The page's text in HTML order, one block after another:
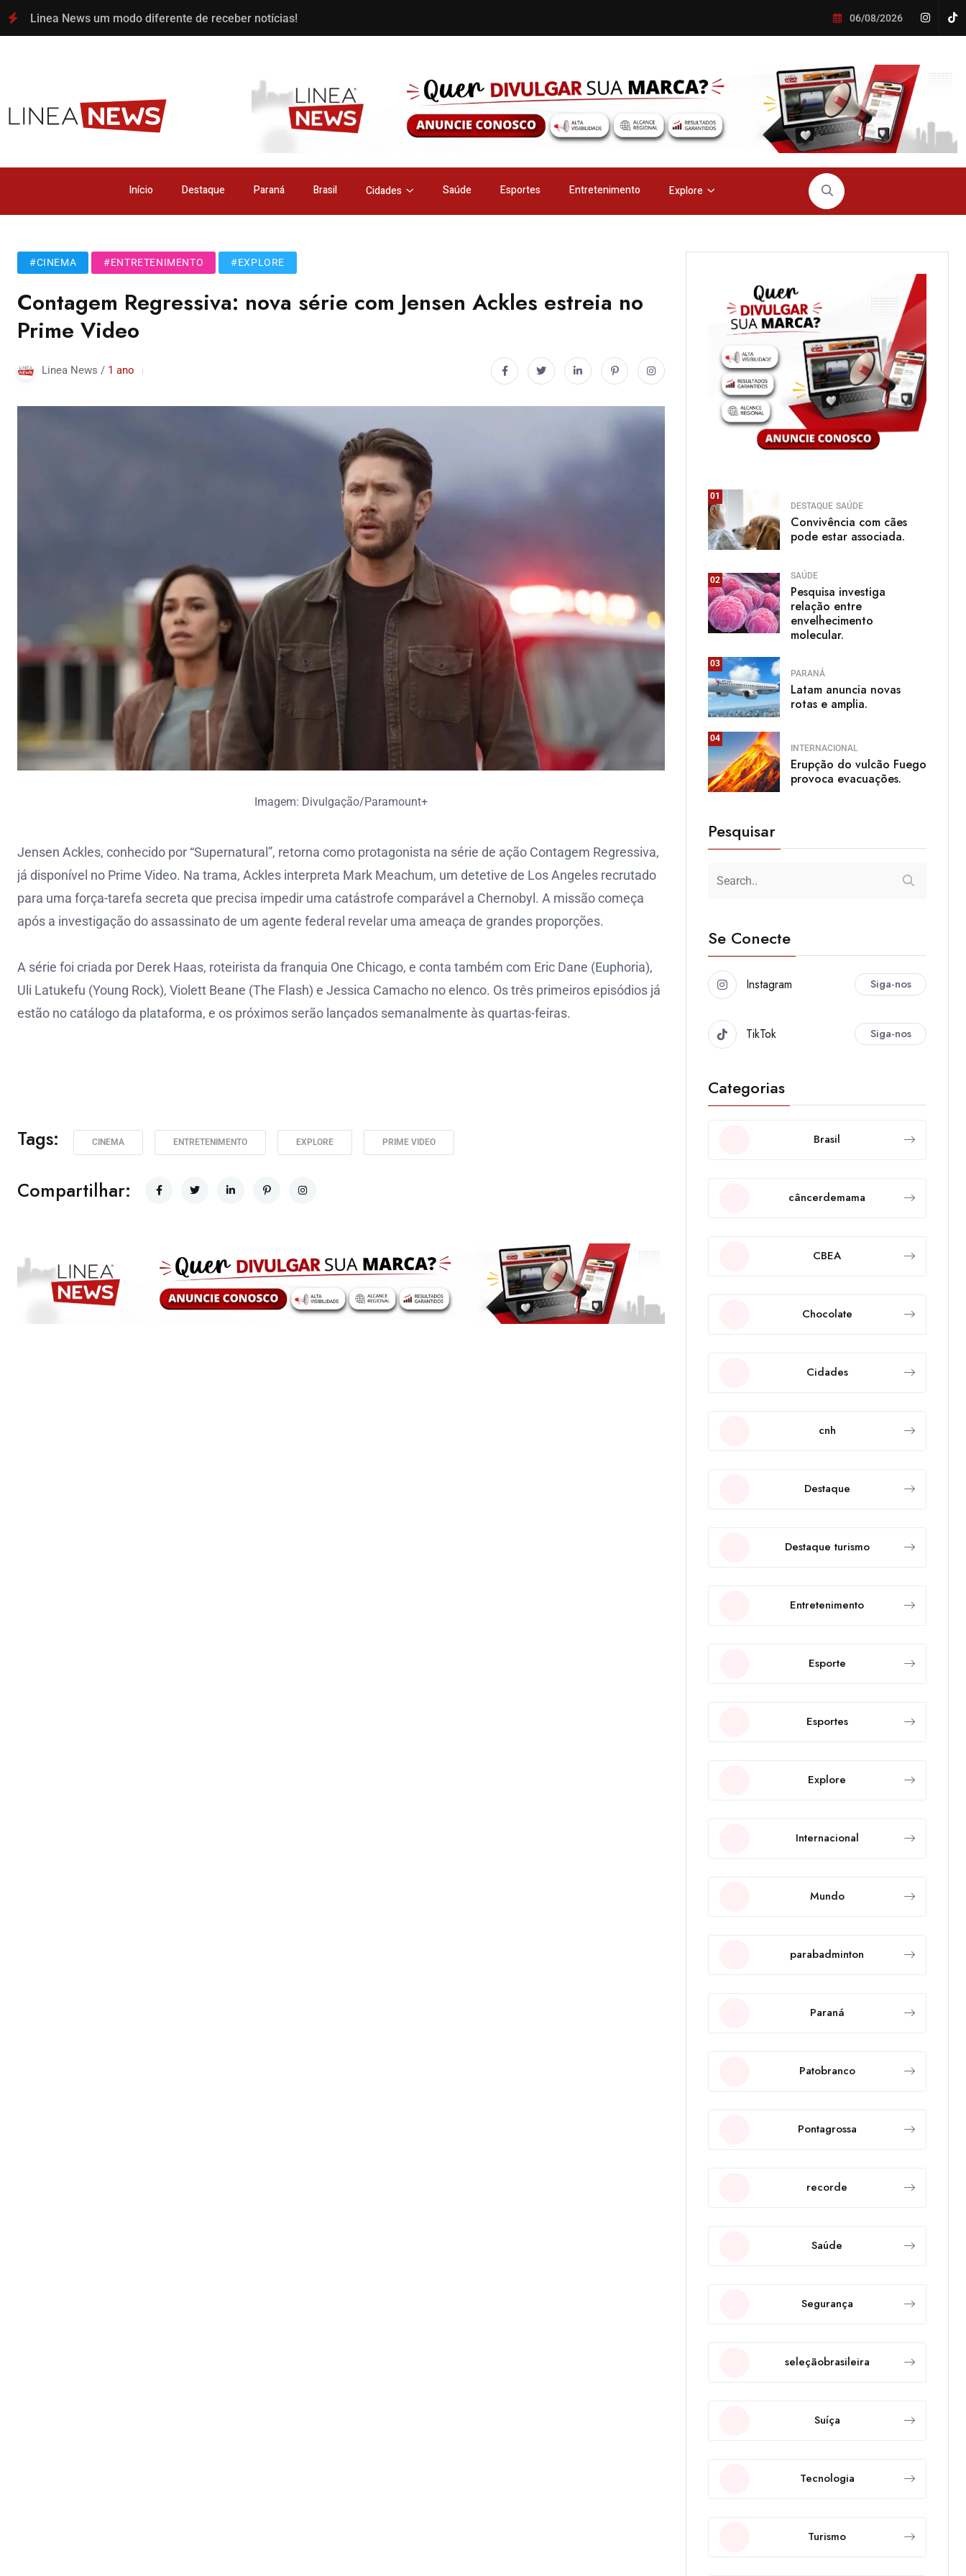
Linea News um modo diferente de receber notícias! 06/08/2026
Início Destaque Paraná Brasil Cidades Saúde Esportes Entretenimento Explore
#CINEMA #ENTRETENIMENTO #EXPLORE
Contagem Regressiva: nova série com Jensen Ackles estreia no
Prime Video
Linea News / 1 ano
Imagem: Divulgação/Paramount+
Jensen Ackles, conhecido por “Supernatural”, retorna como protagonista na série de ação Contagem Regressiva,
já disponível no Prime Video. Na trama, Ackles interpreta Mark Meachum, um detetive de Los Angeles recrutado
para uma força-tarefa secreta que precisa impedir uma catástrofe comparável a Chernobyl. A missão começa
após a investigação do assassinato de um agente federal revelar uma ameaça de grandes proporções.
A série foi criada por Derek Haas, roteirista da franquia One Chicago, e conta também com Eric Dane (Euphoria),
Uli Latukefu (Young Rock), Violett Beane (The Flash) e Jessica Camacho no elenco. Os três primeiros episódios já
estão no catálogo da plataforma, e os próximos serão lançados semanalmente às quartas-feiras.
Tags: CINEMA ENTRETENIMENTO EXPLORE PRIME VIDEO
Compartilhar:
01
DESTAQUE SAÚDE
Convivência com cães
pode estar associada.
02 SAÚDE
Pesquisa investiga
relação entre
envelhecimento
molecular.
03
PARANÁ
Latam anuncia novas
rotas e amplia.
04
INTERNACIONAL
Erupção do vulcão Fuego
provoca evacuações.
Pesquisar
Se Conecte
Instagram Siga-nos
TikTok Siga-nos
Categorias
Brasil
câncerdemama
CBEA
Chocolate
Cidades
cnh
Destaque
Destaque turismo
Entretenimento
Esporte
Esportes
Explore
Internacional
Mundo
parabadminton
Paraná
Patobranco
Pontagrossa
recorde
Saúde
Segurança
seleçãobrasileira
Suíça
Tecnologia
Turismo